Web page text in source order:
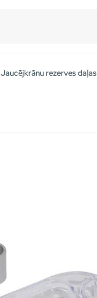
Jaucējkrānu rezerves daļas